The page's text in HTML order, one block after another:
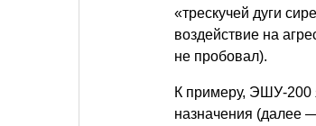
«трескучей дуги
воздействие на
не пробовал).
К примеру, ЭШУ-200
назначения (далее